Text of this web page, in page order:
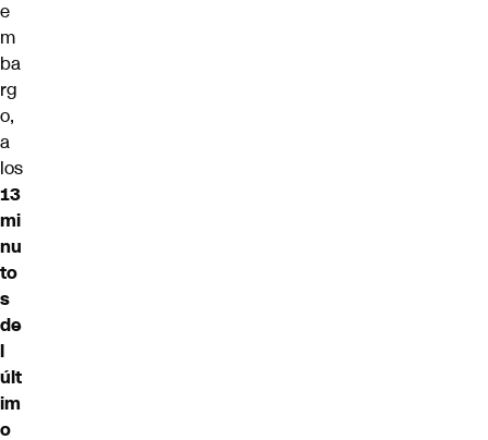
e
m
ba
rg
o,
a
los
13
mi
nu
to
s
de
l
últ
im
o